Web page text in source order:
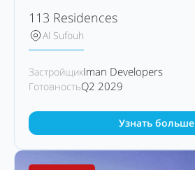
113 Residences
Al Sufouh
ЗастройщикIman Developers
ГотовностьQ2 2029
Узнать больше